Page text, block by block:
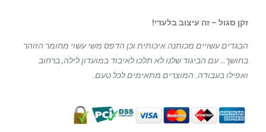
זקן סגול – זה עיצוב בלעדי!
הבגדים עשויים מכותנה איכותית וכן הדפס משי עשוי מחומר הזוהר
בחושך… עם הביגודשלנו לא תלכו לאיבוד במועדון לילה, ברחוב
ואפילו בעבודה. המוצרים מתאימים לכל טעם.